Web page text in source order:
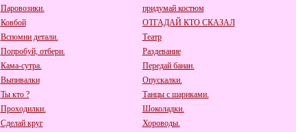
Паровозики.
придумай костюм
Ковбой
ОТГАДАЙ КТО СКАЗАЛ
Вспомни детали.
Театр
Попробуй, отбери.
Раздевание
Кама-сутра.
Передай банан.
Выпивалки
Опускалки.
Ты кто ?
Танцы с шариками.
Проходилки.
Шоколадки.
Сделай круг
Хороводы.